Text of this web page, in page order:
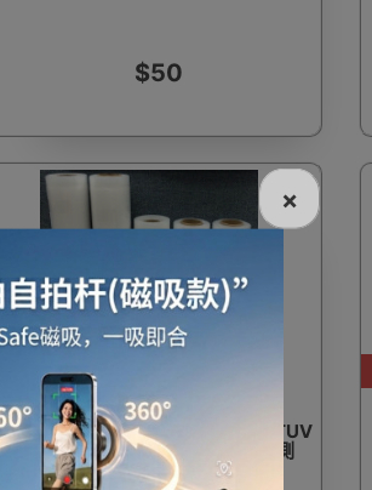
$50
Monolith 食物真空包裝袋 - 5 卷 | TUV
Rheinland專業第三方認證機構檢測
×